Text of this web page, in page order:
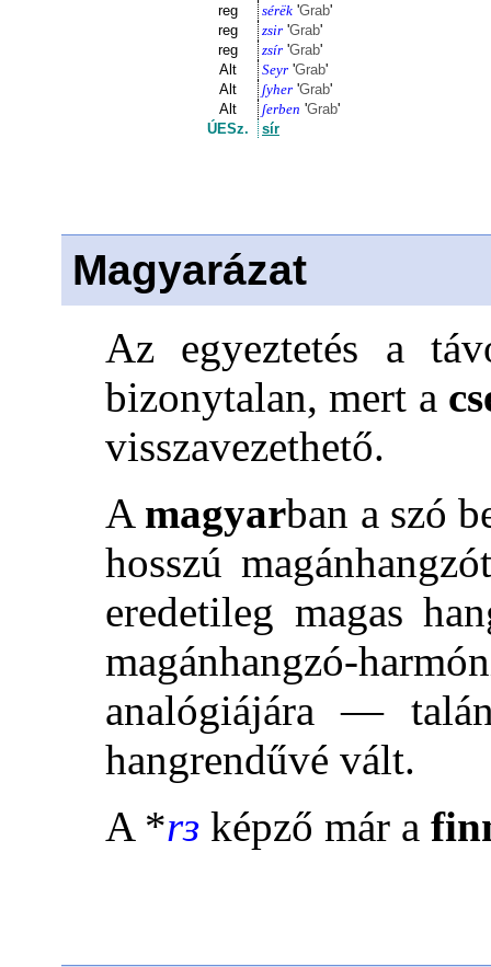
reg
sérëk 'Grab'
reg
zsir 'Grab'
reg
zsír 'Grab'
Alt
Seyr 'Grab'
Alt
ʃyher 'Grab'
Alt
ʃerben 'Grab'
ÚESz.
sír
Magyarázat
Az egyeztetés a
bizonytalan, mert a
visszavezethető.
A magyarban a szó
hosszú
eredetileg magas
magánhangzó-
analógiájára —
hangrendűvé vált.
A *rɜ képző már a